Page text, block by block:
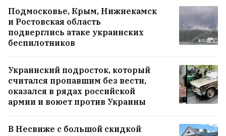
Подмосковье, Крым, Нижнекамск
и Ростовская область
подверглись атаке украинских
беспилотников
Украинский подросток, который
считался пропавшим без вести,
оказался в рядах российской
армии и воюет против Украины
В Несвиже с большой скидкой
Дорофеева восхищается Грецией, а
Лебедева гладит капибар в Таиланде. Где
отдыхают лукашенковские звезды?
8
Напротив ЗАГСа Советского
района Минска открылась
тематическая зона отдыха «Путь
к счастью»